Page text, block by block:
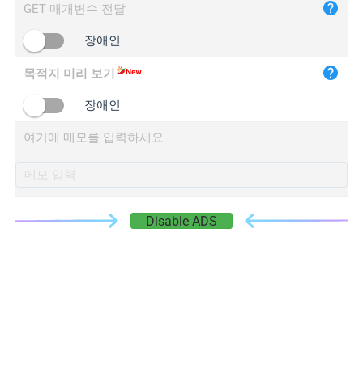
GET 매개변수 전달
장애인
목적지 미리 보기
장애인
여기에 메모를 입력하세요
Disable ADS